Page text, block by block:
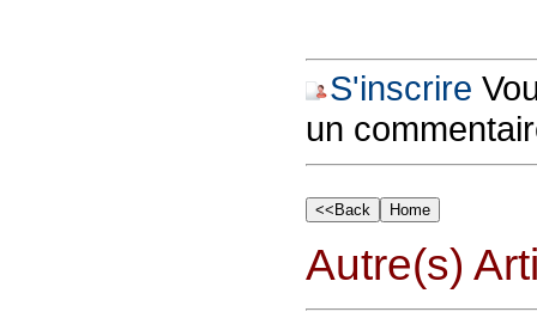
S'inscrire
un
Autre(s)